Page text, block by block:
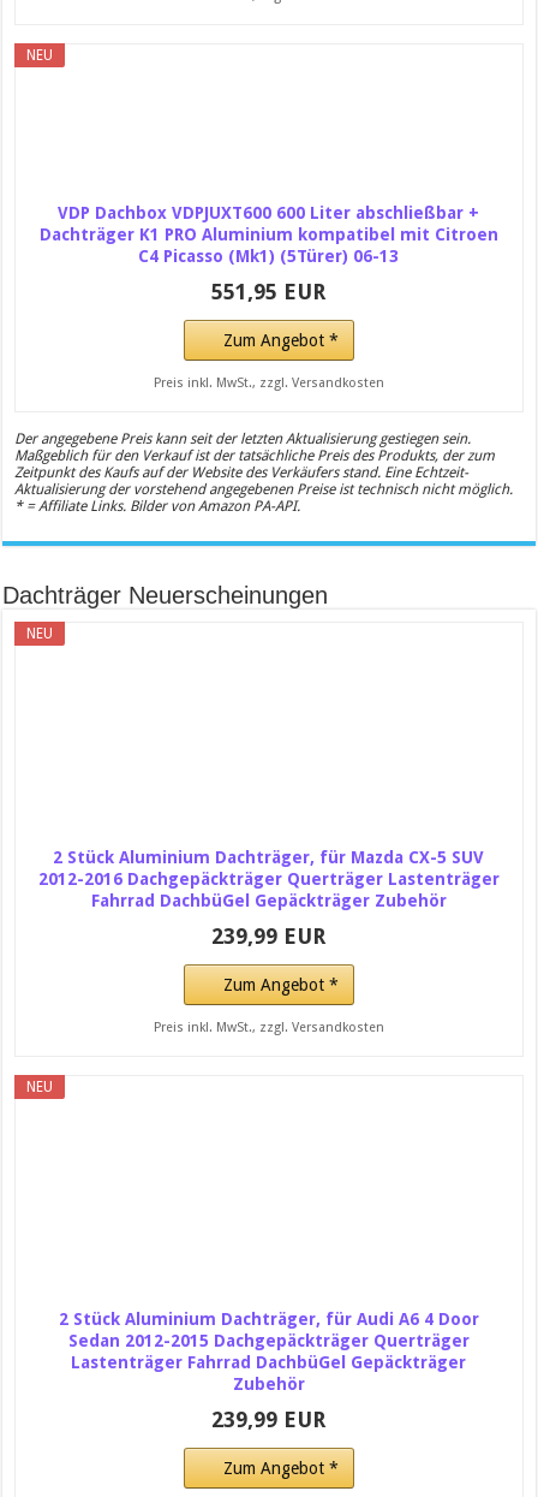
NEU
VDP Dachbox VDPJUXT600 600 Liter abschließbar +
Dachträger K1 PRO Aluminium kompatibel mit Citroen
C4 Picasso (Mk1) (5Türer) 06-13
551,95 EUR
Zum Angebot *
Preis inkl. MwSt., zzgl. Versandkosten
Der angegebene Preis kann seit der letzten Aktualisierung gestiegen sein.
Maßgeblich für den Verkauf ist der tatsächliche Preis des Produkts, der zum
Zeitpunkt des Kaufs auf der Website des Verkäufers stand. Eine Echtzeit-
Aktualisierung der vorstehend angegebenen Preise ist technisch nicht möglich.
* = Affiliate Links. Bilder von Amazon PA-API.
Dachträger Neuerscheinungen
NEU
2 Stück Aluminium Dachträger, für Mazda CX-5 SUV
2012-2016 Dachgepäckträger Querträger Lastenträger
Fahrrad DachbüGel Gepäckträger Zubehör
239,99 EUR
Zum Angebot *
Preis inkl. MwSt., zzgl. Versandkosten
NEU
2 Stück Aluminium Dachträger, für Audi A6 4 Door
Sedan 2012-2015 Dachgepäckträger Querträger
Lastenträger Fahrrad DachbüGel Gepäckträger
Zubehör
239,99 EUR
Zum Angebot *